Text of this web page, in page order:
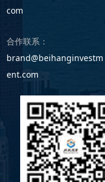
com
合作联系：
brand@beihanginvestm
ent.com